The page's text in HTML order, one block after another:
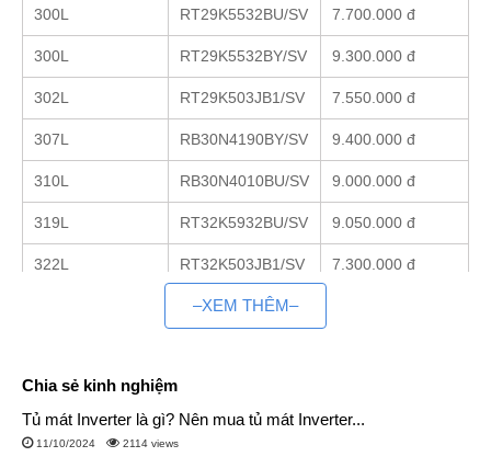
300L RT29K5532BU/SV 7.700.000 đ
300L RT29K5532BY/SV 9.300.000 đ
302L RT29K503JB1/SV 7.550.000 đ
307L RB30N4190BY/SV 9.400.000 đ
310L RB30N4010BU/SV 9.000.000 đ
319L RT32K5932BU/SV 9.050.000 đ
322L RT32K503JB1/SV 7.300.000 đ
Khi đến với Điện Máy Siêu Rẻ bạn hoàn toàn yên tâm về chất
được nhiều khâu trung gian. Vì vậy mức giá mà chúng tôi bán
ra rẻ hơn các đơn vị khác từ 20~30%.
–XEM THÊM–
Chia sẻ kinh nghiệm
Tủ mát Inverter là gì? Nên mua tủ mát Inverter...
11/10/2024 2114 views